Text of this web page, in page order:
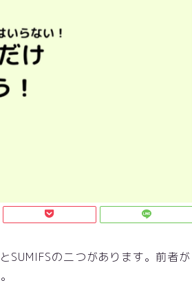
SUMIFSの二つがあります。前者が